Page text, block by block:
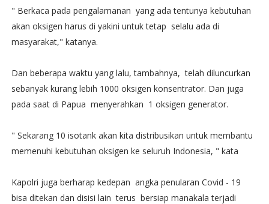
" Berkaca pada pengalamanan yang ada tentunya kebutuhan
akan oksigen harus di yakini untuk tetap selalu ada di
masyarakat," katanya.
Dan beberapa waktu yang lalu, tambahnya, telah diluncurkan
sebanyak kurang lebih 1000 oksigen konsentrator. Dan juga
pada saat di Papua menyerahkan 1 oksigen generator.
" Sekarang 10 isotank akan kita distribusikan untuk membantu
memenuhi kebutuhan oksigen ke seluruh Indonesia, " kata
Kapolri juga berharap kedepan angka penularan Covid - 19
bisa ditekan dan disisi lain terus bersiap manakala terjadi